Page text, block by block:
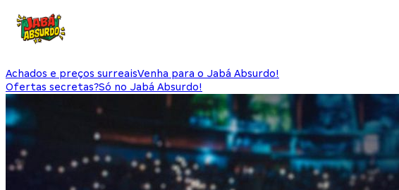
Achados e preços surreaisVenha para o Jabá Absurdo!
Ofertas secretas?Só no Jabá Absurdo!